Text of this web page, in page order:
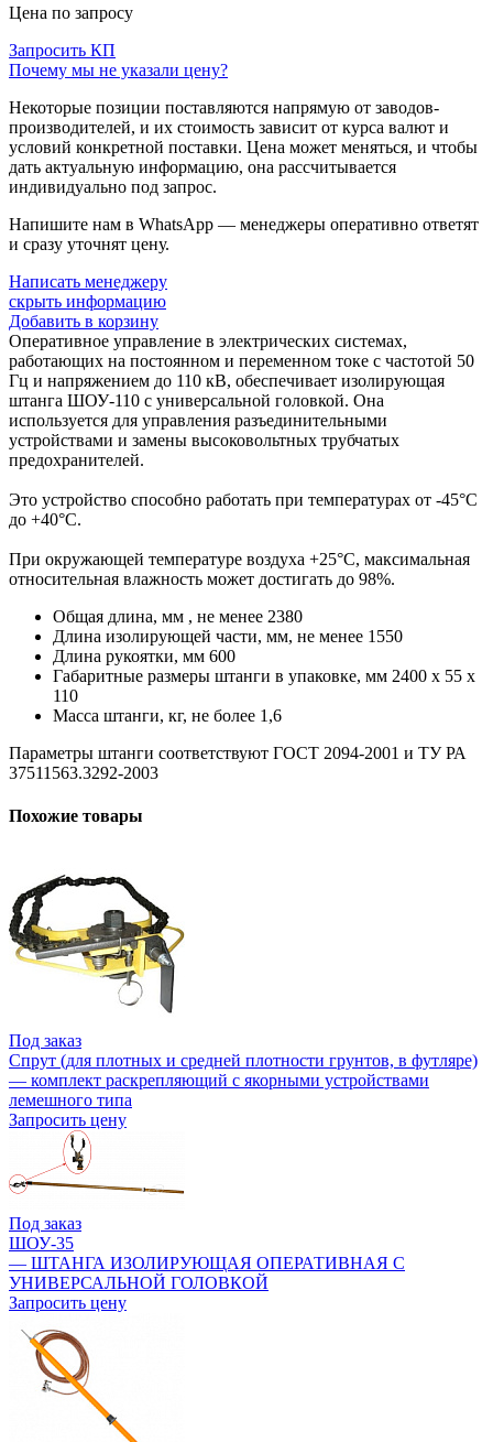
Цена по запросу
Запросить КП
Почему мы не указали цену?
Некоторые позиции поставляются напрямую от заводов-
производителей, и их стоимость зависит от курса валют и
условий конкретной поставки. Цена может меняться, и чтобы
дать актуальную информацию, она рассчитывается
индивидуально под запрос.
Напишите нам в WhatsApp — менеджеры оперативно ответят
и сразу уточнят цену.
Написать менеджеру
скрыть информацию
Добавить в корзину
Оперативное управление в электрических системах,
работающих на постоянном и переменном токе с частотой 50
Гц и напряжением до 110 кВ, обеспечивает изолирующая
штанга ШОУ-110 с универсальной головкой. Она
используется для управления разъединительными
устройствами и замены высоковольтных трубчатых
предохранителей.
Это устройство способно работать при температурах от -45°С
до +40°С.
При окружающей температуре воздуха +25°С, максимальная
относительная влажность может достигать до 98%.
Общая длина, мм , не менее 2380
Длина изолирующей части, мм, не менее 1550
Длина рукоятки, мм 600
Габаритные размеры штанги в упаковке, мм 2400 x 55 x
110
Масса штанги, кг, не более 1,6
Параметры штанги соответствуют ГОСТ 2094-2001 и ТУ РА
37511563.3292-2003
Похожие товары
Под заказ
Спрут (для плотных и средней плотности грунтов, в футляре)
— комплект раскрепляющий с якорными устройствами
лемешного типа
Запросить цену
Под заказ
ШОУ-35
— ШТАНГА ИЗОЛИРУЮЩАЯ ОПЕРАТИВНАЯ С
УНИВЕРСАЛЬНОЙ ГОЛОВКОЙ
Запросить цену